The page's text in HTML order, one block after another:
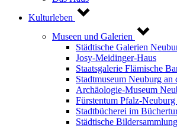
Kulturleben
Museen und Galerien
Städtische Galerien
Josy-Meidinger-Haus
Staatsgalerie Flämische
Stadtmuseum Neuburg an
Archäologie-Museum
Fürstentum Pfalz-
Stadtbücherei im
Städtische Bildersammlung